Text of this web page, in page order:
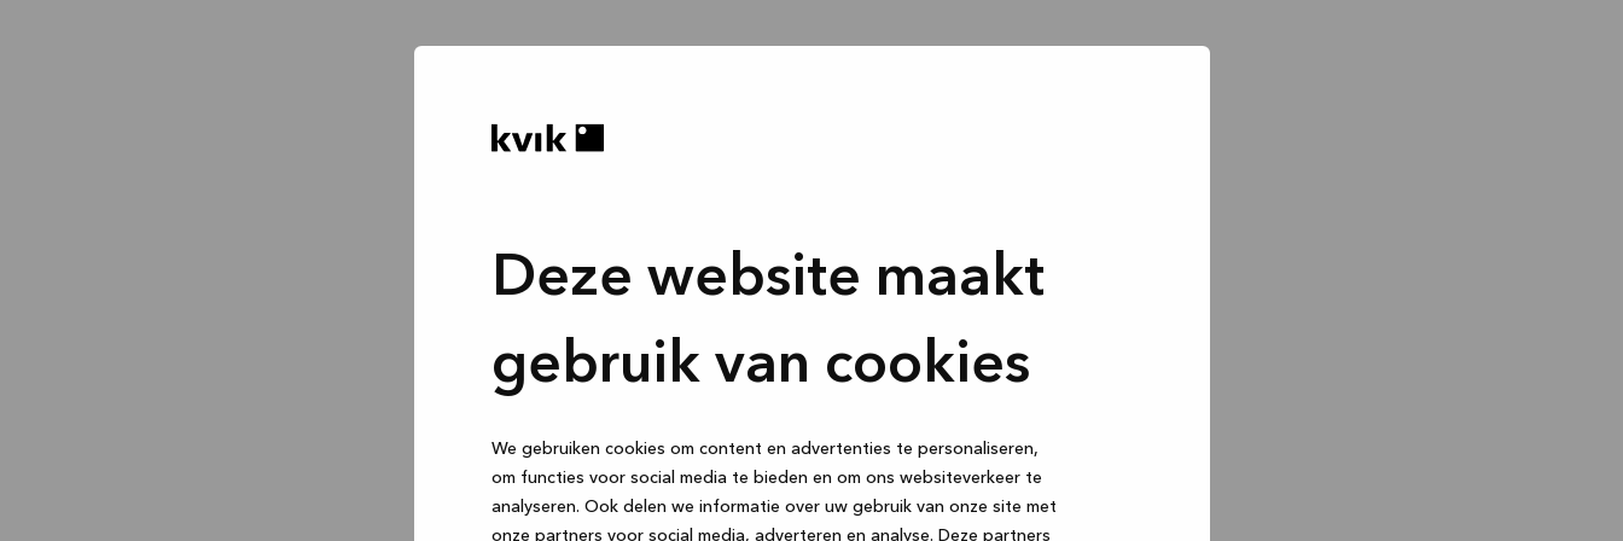
Deze website maakt
gebruik van cookies
We gebruiken cookies om content en advertenties te personaliseren,
om functies voor social media te bieden en om ons websiteverkeer te
analyseren. Ook delen we informatie over uw gebruik van onze site met
onze partners voor social media, adverteren en analyse. Deze partners